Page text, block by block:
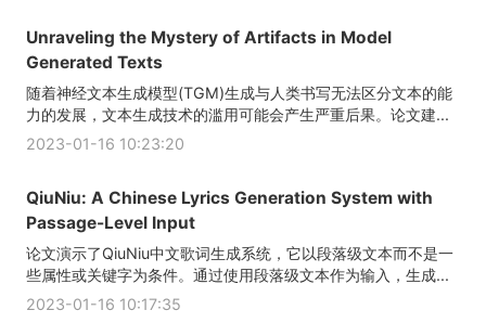
Unraveling the Mystery of Artifacts in Model
Generated Texts
随着神经文本生成模型(TGM)生成与人类书写无法区分文本的能
力的发展，文本生成技术的滥用可能会产生严重后果。论文建...
2023-01-16 10:23:20
QiuNiu: A Chinese Lyrics Generation System with
Passage-Level Input
论文演示了QiuNiu中文歌词生成系统，它以段落级文本而不是一
些属性或关键字为条件。通过使用段落级文本作为输入，生成...
2023-01-16 10:17:35